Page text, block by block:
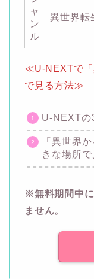
ャ
ン
ル
異世界転
≪U-NEXTで「
で見る方法≫
U-NEXTの
「異世界
きな場所で
※無料期間中
ません。